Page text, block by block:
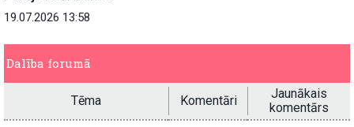
19.07.2026 13:58
Dalība forumā
Tēma Komentāri
Jaunākais
komentārs